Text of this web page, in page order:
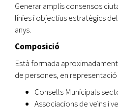
Generar amplis consensos
línies i objectius estratègics
anys.
Composició
Està formada
de persones, en representació
Consells Municipals
Associacions de veïns i